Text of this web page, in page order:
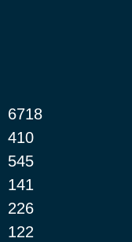
6718
410
545
141
226
122